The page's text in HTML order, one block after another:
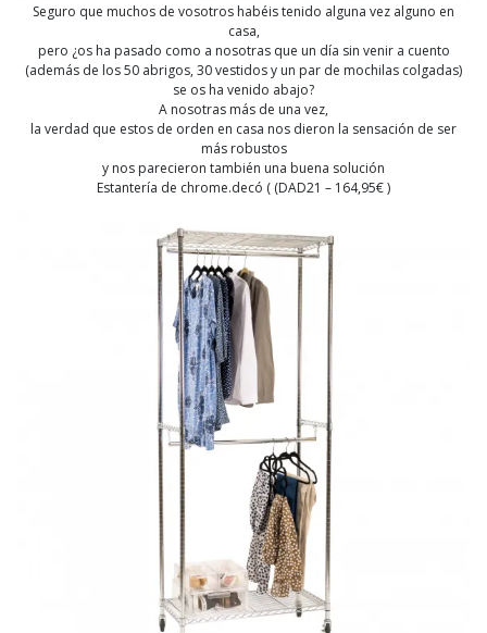
Seguro que muchos de vosotros habéis tenido alguna vez alguno en
casa,
pero ¿os ha pasado como a nosotras que un día sin venir a cuento
(además de los 50 abrigos, 30 vestidos y un par de mochilas colgadas)
se os ha venido abajo?
A nosotras más de una vez,
la verdad que estos de orden en casa nos dieron la sensación de ser
más robustos
y nos parecieron también una buena solución
Estantería de chrome.decó ( (DAD21 – 164,95€ )